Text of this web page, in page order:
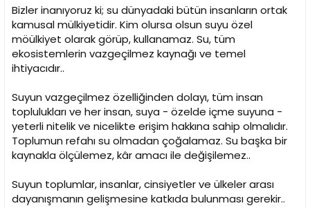
Bizler inanıyoruz ki; su dünyadaki bütün insanların ortak
kamusal mülkiyetidir. Kim olursa olsun suyu özel
möülkiyet olarak görüp, kullanamaz. Su, tüm
ekosistemlerin vazgeçilmez kaynağı ve temel
ihtiyacıdır..
Suyun vazgeçilmez özelliğinden dolayı, tüm insan
toplulukları ve her insan, suya - özelde içme suyuna -
yeterli nitelik ve nicelikte erişim hakkına sahip olmalıdır.
Toplumun refahı su olmadan çoğalamaz. Su başka bir
kaynakla ölçülemez, kâr amacı ile değişilemez..
Suyun toplumlar, insanlar, cinsiyetler ve ülkeler arası
dayanışmanın gelişmesine katkıda bulunması gerekir..